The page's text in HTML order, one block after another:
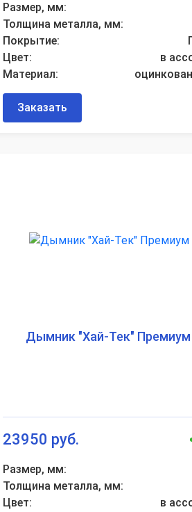
Размер, мм:
Толщина металла, мм:
Покрытие:
Цвет:
в
Материал:
Заказать
Дымник "Хай-Тек"
23950 руб.
Размер, мм:
Толщина металла, мм:
Цвет:
в